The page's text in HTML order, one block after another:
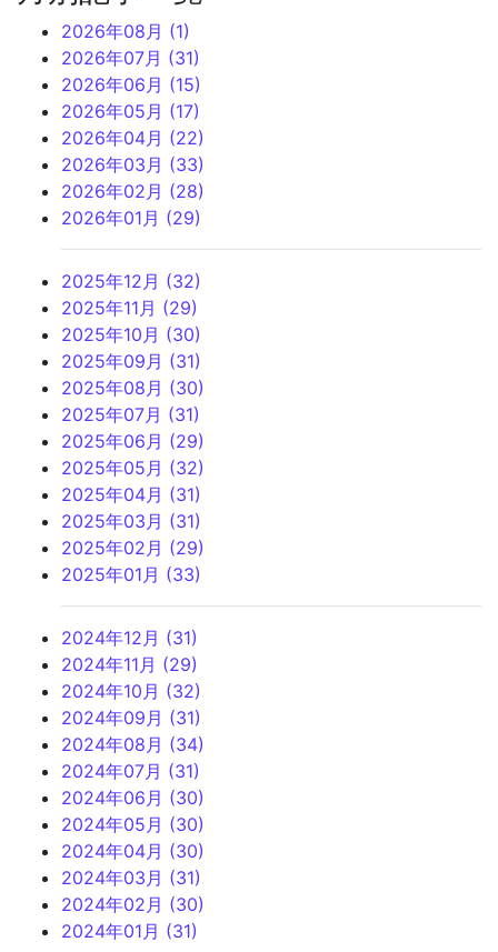
2026年08月 (1)
2026年07月 (31)
2026年06月 (15)
2026年05月 (17)
2026年04月 (22)
2026年03月 (33)
2026年02月 (28)
2026年01月 (29)
2025年12月 (32)
2025年11月 (29)
2025年10月 (30)
2025年09月 (31)
2025年08月 (30)
2025年07月 (31)
2025年06月 (29)
2025年05月 (32)
2025年04月 (31)
2025年03月 (31)
2025年02月 (29)
2025年01月 (33)
2024年12月 (31)
2024年11月 (29)
2024年10月 (32)
2024年09月 (31)
2024年08月 (34)
2024年07月 (31)
2024年06月 (30)
2024年05月 (30)
2024年04月 (30)
2024年03月 (31)
2024年02月 (30)
2024年01月 (31)